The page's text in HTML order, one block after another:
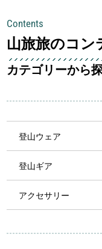
Contents
山旅旅のコン
カテゴリーから
登山ウェア
登山ギア
アクセサリー